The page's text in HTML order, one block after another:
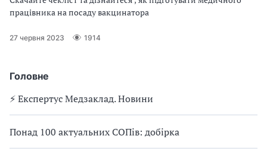
Головне
⚡️ Експертус Медзаклад. Новини
Понад 100 актуальних СОПів: добірка
працівника на посаду вакцинатора
27 червня 2023 1914